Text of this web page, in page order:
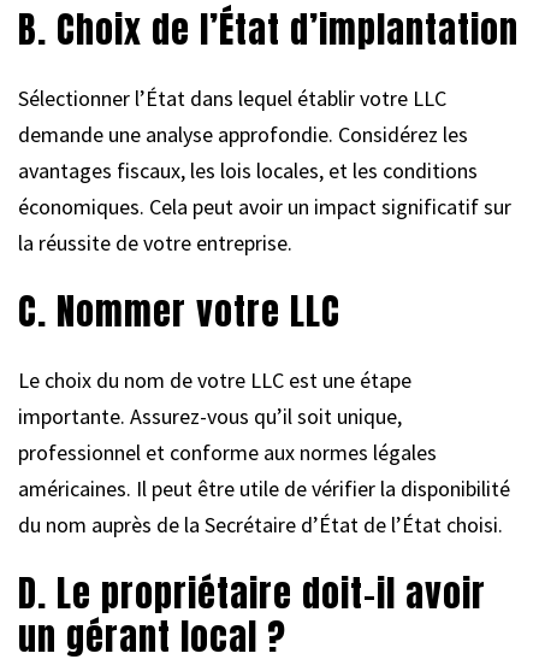
B. Choix de l’État d’implantation
Sélectionner l’État dans lequel établir votre LLC
demande une analyse approfondie. Considérez les
avantages fiscaux, les lois locales, et les conditions
économiques. Cela peut avoir un impact significatif sur
la réussite de votre entreprise.
C. Nommer votre LLC
Le choix du nom de votre LLC est une étape
importante. Assurez-vous qu’il soit unique,
professionnel et conforme aux normes légales
américaines. Il peut être utile de vérifier la disponibilité
du nom auprès de la Secrétaire d’État de l’État choisi.
D. Le propriétaire doit-il avoir
un gérant local ?